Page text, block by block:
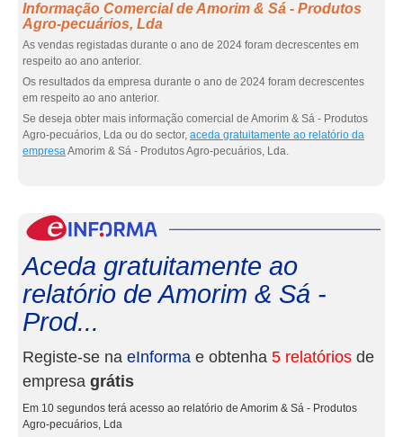
Informação Comercial de Amorim & Sá - Produtos
Agro-pecuários, Lda
As vendas registadas durante o ano de 2024 foram decrescentes em
respeito ao ano anterior.
Os resultados da empresa durante o ano de 2024 foram decrescentes
em respeito ao ano anterior.
Se deseja obter mais informação comercial de Amorim & Sá - Produtos
Agro-pecuários, Lda ou do sector, aceda gratuitamente ao relatório da
empresaAmorim & Sá - Produtos Agro-pecuários, Lda.
Aceda gratuitamente ao
relatório de Amorim & Sá -
Prod...
Registe-se na eInforma e obtenha 5 relatórios de
empresa grátis
Em 10 segundos terá acesso ao relatório de Amorim & Sá - Produtos
Agro-pecuários, Lda